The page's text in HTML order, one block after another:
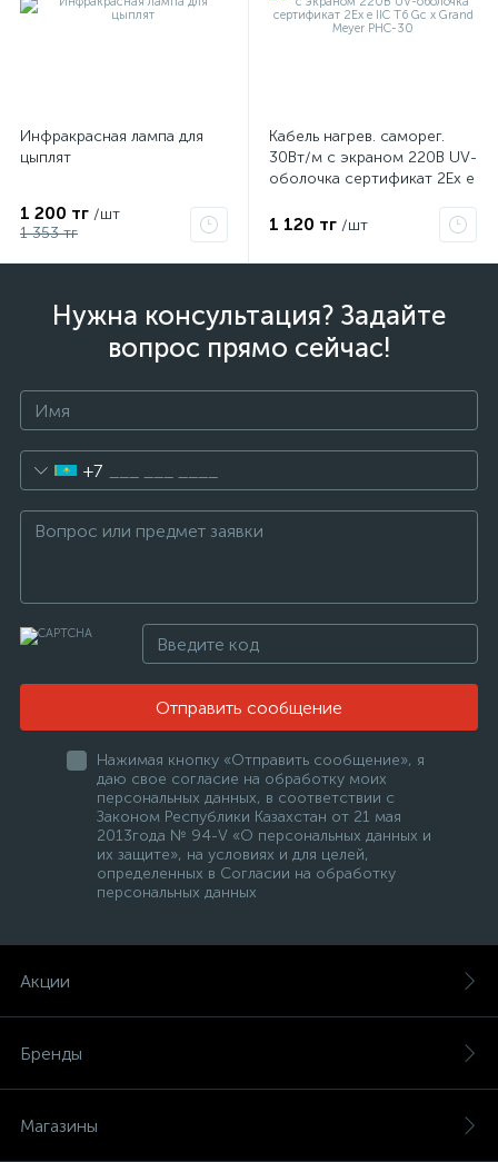
Инфракрасная лампа для
цыплят
1 200 тг /шт
1 353 тг
Кабель нагрев. саморег.
30Вт/м с экраном 220В UV-
оболочка сертификат 2Ex e
PHC-30
1 120 тг /шт
Нужна консультация? Задайте
вопрос прямо сейчас!
+7
Отправить сообщение
Нажимая кнопку «Отправить сообщение», я
даю свое согласие на обработку моих
персональных данных, в соответствии с
Законом Республики Казахстан от 21 мая
2013года № 94-V «О персональных данных и
их защите», на условиях и для целей,
определенных в Согласии на обработку
персональных данных
Акции
Бренды
Магазины